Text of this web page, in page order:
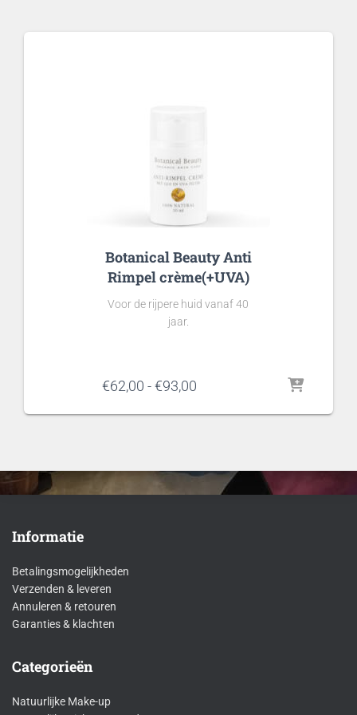
Botanical Beauty Anti
Rimpel crème(+UVA)
Voor de rijpere huid vanaf 40
jaar.
€62,00 -€93,00
tot
Informatie
Betalingsmogelijkheden
Verzenden & leveren
Annuleren & retouren
Garanties & klachten
Categorieën
Natuurlijke Make-up